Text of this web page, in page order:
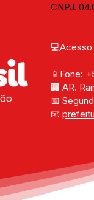
CNPJ.
💻Acesso
📱Fone:
🏢 AR.
📅
📧